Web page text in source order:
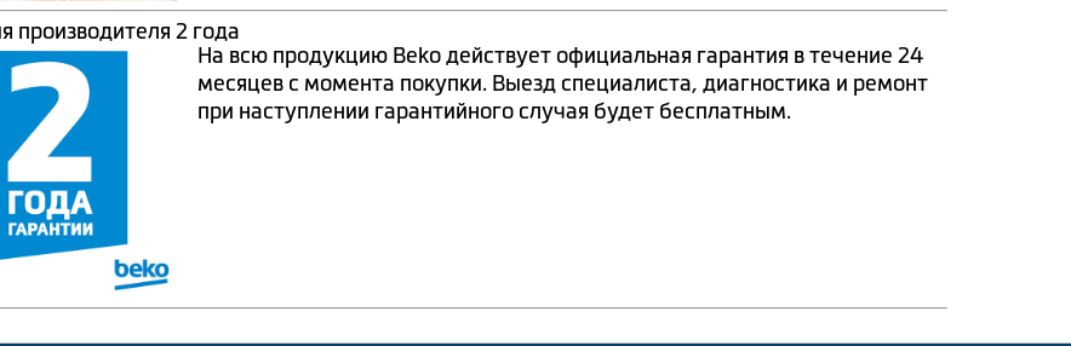
производителя 2 года
На всю продукцию Beko действует официальная гарантия в течение 24
месяцев с момента покупки. Выезд специалиста, диагностика и ремонт
при наступлении гарантийного случая будет бесплатным.